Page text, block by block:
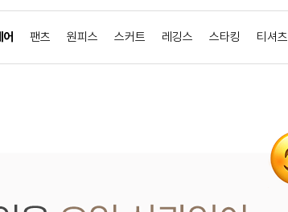
팬츠 원피스 스커트 레깅스 스타킹 티셔츠